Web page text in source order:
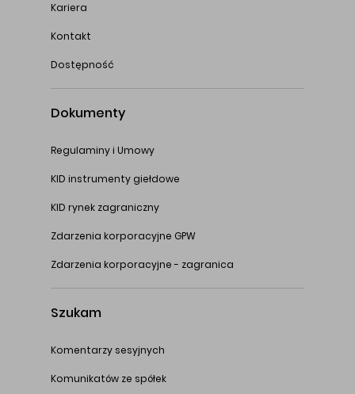
Kariera
Kontakt
Dostępność
Dokumenty
Regulaminy i Umowy
KID instrumenty giełdowe
KID rynek zagraniczny
Zdarzenia korporacyjne GPW
Zdarzenia korporacyjne - zagranica
Szukam
Komentarzy sesyjnych
Komunikatów ze spółek